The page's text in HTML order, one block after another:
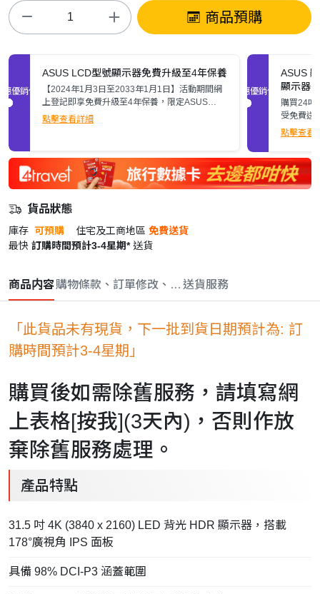
商品預購
促銷優惠
ASUS LCD型號顯示器免費升級至4年保養
【2024年1月3日至2033年1月1日】活動期間網
上登記即享免費升級至4年保養，限定ASUS
LCD型號顯示器，活動細則請參閲詳情頁。
點擊查看詳細
促銷優惠
ASUS
顯示器
務】
購買24吋
受免費送
費）
點擊查看
貨品狀態
庫存 可預購 住宅及工商地區 免費送貨
最快 訂購時間預計3-4星期* 送貨
商品内容購物條款、訂單修改、取消與退款政策
送貨服務
「此貨品未有現貨，下一批到貨日期預計為: 訂
購時間預計3-4星期」
購買後如需除舊服務，請填寫網
上表格[按我](3天內)，否則作放
棄除舊服務處理。
產品特點
31.5 吋 4K (3840 x 2160) LED 背光 HDR 顯示器，搭載
178°廣視角 IPS 面板
具備 98% DCI-P3 涵蓋範圍